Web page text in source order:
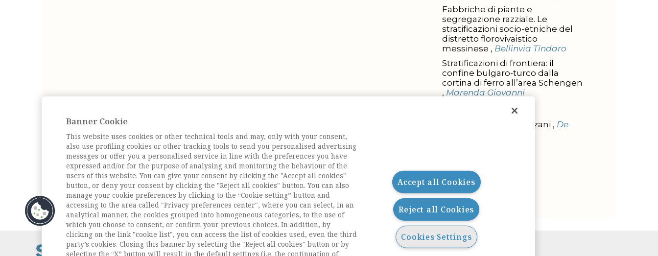
Fabbriche di piante e
segregazione razziale. Le
stratificazioni socio-etniche del
distretto florovivaistico
messinese , Bellinvia Tindaro
Stratificazioni di frontiera: il
confine bulgaro-turco dalla
cortina di ferro all’area Schengen
, Marenda Giovanni
Intervista a Ada Cavazzani , De
Contatti / Contacts
Banner Cookie
This website uses cookies or other technical tools and may, only with your consent,
also use profiling cookies or other tracking tools to send you personalised advertising
messages or offer you a personalised service in line with the preferences you have
expressed and/or for the purpose of analysing and monitoring the behaviour of the
users of this website. You can give your consent by clicking the "Accept all cookies"
button, or deny your consent by clicking the "Reject all cookies" button. You can also
manage your cookie preferences by clicking to the “Cookie setting” button and
accessing to the area called "Privacy preferences center", where you can select, in an
analytical manner, the cookies grouped into homogeneous categories, to the use of
which you choose to consent, or confirm your previous choices. In addition, by
clicking on the link "cookie list", you can access the list of cookies used, even the third
party’s cookies. Closing this banner by selecting the "Reject all cookies" button or by
selecting the “X” button will result in the default settings (i.e. the continuation of
Accept all Cookies
Reject all Cookies
Cookies Settings